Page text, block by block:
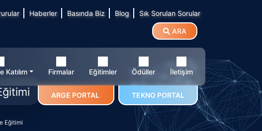
Haberler Basında Biz Blog Sık Sorulan Sorular
ARA
Katılım Firmalar Eğitimler Ödüller İletişim
ARGE PORTAL TEKNO PORTAL
Eğitimi